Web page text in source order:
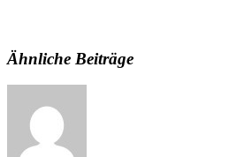
Ähnliche Beiträge